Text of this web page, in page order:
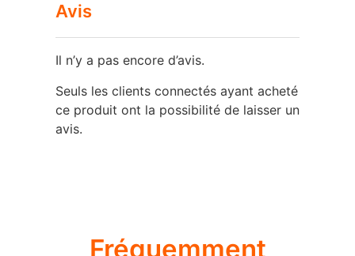
Avis
Il n’y a pas encore d’avis.
Seuls les clients connectés ayant acheté
ce produit ont la possibilité de laisser un
avis.
Fréquemment